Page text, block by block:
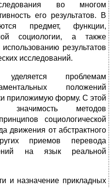
во многом
его результатов. В
предмет, функции,
социологии, а также
результатов
исследова­ний.
проблемам
положений
приложимую форму. С этой
значимость методов
социологической
движения от абстрактного
приемов перевода
на язык реальной
и назначение прикладных